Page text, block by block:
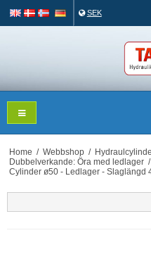
SEK
Home / Webbshop /
Dubbelverkande: Öra med ledlager /
Cylinder ø50 - Ledlager - Slaglängd